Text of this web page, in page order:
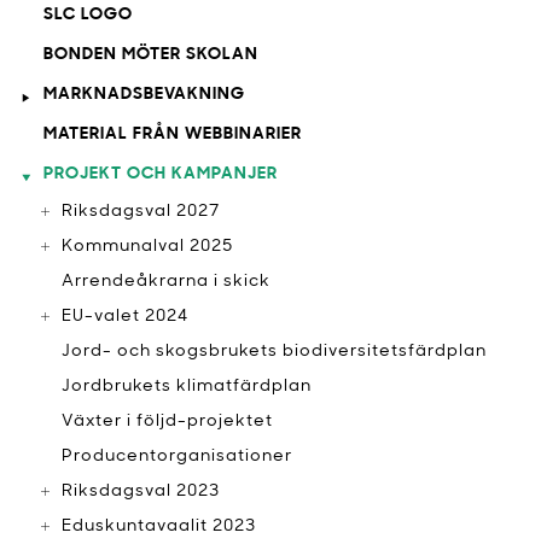
SLC LOGO
BONDEN MÖTER SKOLAN
MARKNADSBEVAKNING
MATERIAL FRÅN WEBBINARIER
PROJEKT OCH KAMPANJER
Riksdagsval 2027
Kommunalval 2025
Arrendeåkrarna i skick
EU-valet 2024
Jord- och skogsbrukets biodiversitetsfärdplan
Jordbrukets klimatfärdplan
Växter i följd-projektet
Producentorganisationer
Riksdagsval 2023
Eduskuntavaalit 2023